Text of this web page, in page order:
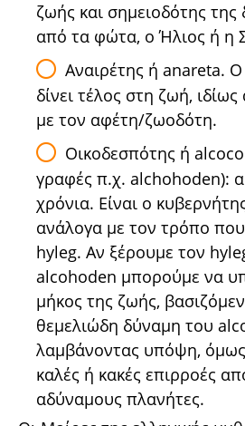
ζωής και σημειοδότης της
από τα φώτα, ο Ήλιος ή η
Αναιρέτης ή anareta.
δίνει τέλος στη ζωή,
με τον αφέτη/ζωοδότη.
Οικοδεσπότης ή
γραφές π.χ. alchohoden):
χρόνια. Είναι ο
ανάλογα με τον τρόπο που
hyleg. Αν ξέρουμε τον
alcohoden μπορούμε να
μήκος της ζωής,
θεμελιώδη δύναμη του
λαμβάνοντας υπόψη,
καλές ή κακές επιρροές
αδύναμους πλανήτες.